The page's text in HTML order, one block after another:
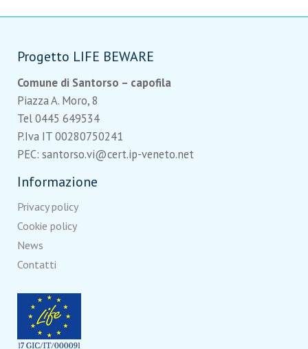
Progetto LIFE BEWARE
Comune di Santorso – capofila
Piazza A. Moro, 8
Tel 0445 649534
P.Iva IT 00280750241
PEC: santorso.vi@cert.ip-veneto.net
Informazione
Privacy policy
Cookie policy
News
Contatti